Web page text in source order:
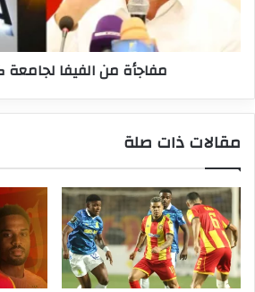
مفاجأة من الفيفا لجامعة
مقالات ذات صلة